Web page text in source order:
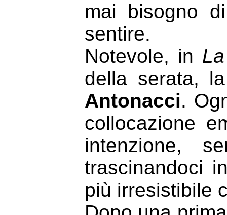
mai bisogno
sentire.
Notevole, in
della serata,
Antonacci.
collocazione
intenzione,
trascinandoci
più irresistibile